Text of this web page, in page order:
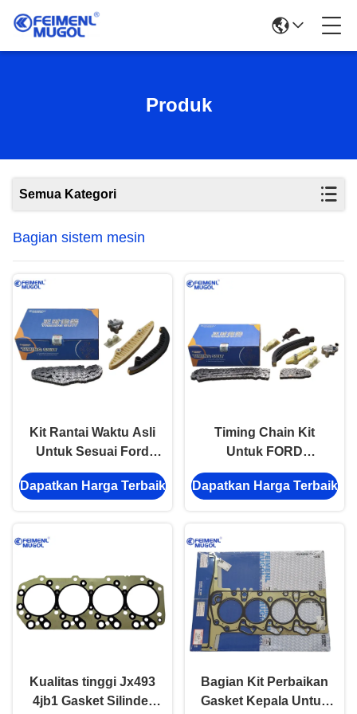
Produk
Semua Kategori
Bagian sistem mesin
Kit Rantai Waktu Asli
Untuk Sesuai Ford
Transit Van VM 2.2L
B3031010BA FWD
Dapatkan Harga Terbaik
Timing Chain Kit
Untuk FORD
TRANSIT 2.4DBK3Q-
4D24-PT Set
Dapatkan Harga Terbaik
Kualitas tinggi Jx493
4jb1 Gasket Silinder
Bagian Kit Perbaikan
Gasket Kepala Untuk